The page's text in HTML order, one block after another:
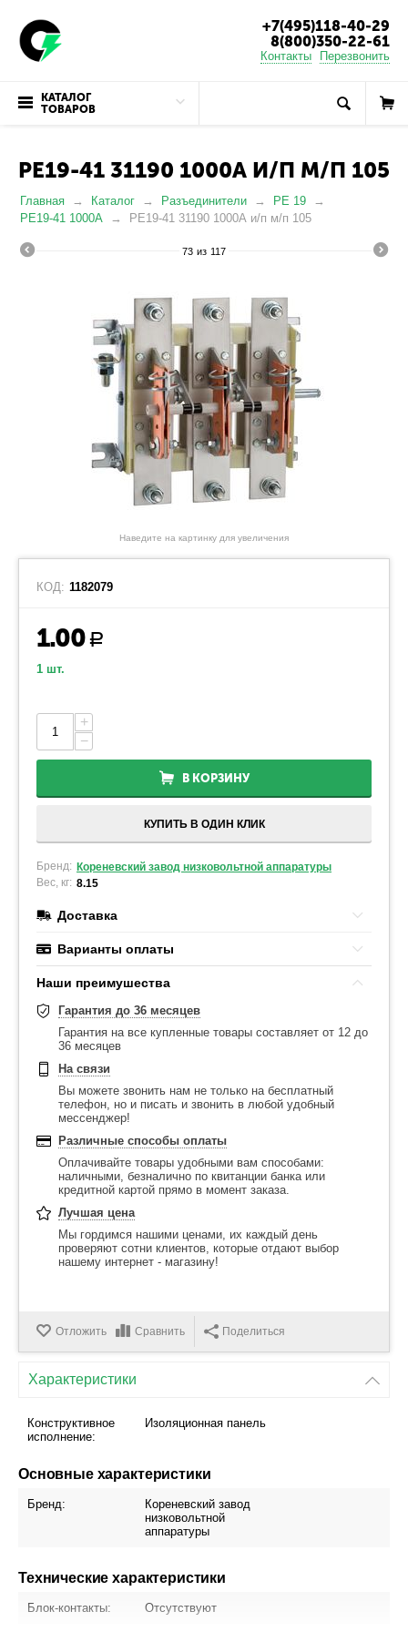
+7(495)118-40-29
8(800)350-22-61
Контакты Перезвонить
КАТАЛОГ
ТОВАРОВ
РЕ19-41 31190 1000А И/П М/П 105
Главная Каталог Разъединители
РЕ 19
РЕ19-41 1000А
РЕ19-41 31190 1000А и/п м/п 105
73 из 117
Наведите на картинку для увеличения
КОД: 1182079
1.00 Р
1 шт.
+
−
В КОРЗИНУ
КУПИТЬ В ОДИН КЛИК
Бренд: Кореневский завод низковольтной аппаратуры
Вес, кг: 8.15
Доставка
Варианты оплаты
Наши преимушества
Гарантия до 36 месяцев
Гарантия на все купленные товары составляет от 12 до
36 месяцев
На связи
Вы можете звонить нам не только на бесплатный
телефон, но и писать и звонить в любой удобный
мессенджер!
Различные способы оплаты
Оплачивайте товары удобными вам способами:
наличными, безналично по квитанции банка или
кредитной картой прямо в момент заказа.
Лучшая цена
Мы гордимся нашими ценами, их каждый день
проверяют сотни клиентов, которые отдают выбор
нашему интернет - магазину!
Отложить Сравнить Поделиться
Характеристики
Конструктивное
исполнение:
Изоляционная панель
Основные характеристики
Бренд:
Кореневский завод
низковольтной
аппаратуры
Технические характеристики
Блок-контакты: Отсутствуют